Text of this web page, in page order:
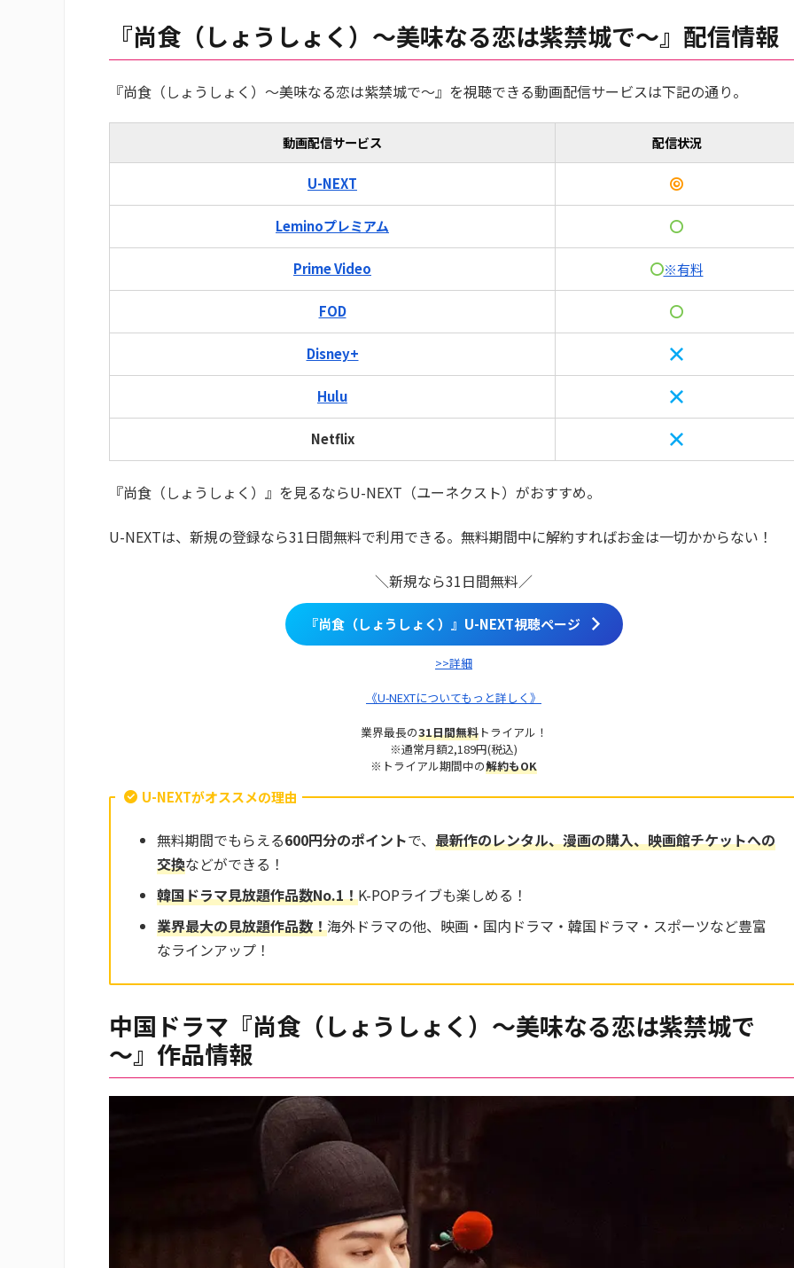
『尚食（しょうしょく）～美味なる恋は紫禁城で～』配信情報
『尚食（しょうしょく）～美味なる恋は紫禁城で～』を視聴できる動画配信サービスは下記の通り。
動画配信サービス 配信状況
U-NEXT
Leminoプレミアム
Prime Video ※有料
FOD
Disney+
Hulu
Netflix
『尚食（しょうしょく）』を見るならU-NEXT（ユーネクスト）がおすすめ。
U-NEXTは、新規の登録なら31日間無料で利用できる。無料期間中に解約すればお金は一切かからない！
＼新規なら31日間無料／
『尚食（しょうしょく）』U-NEXT視聴ページ
>>詳細
《U-NEXTについてもっと詳しく》
業界最長の31日間無料トライアル！
※通常月額2,189円(税込)
※トライアル期間中の解約もOK
U-NEXTがオススメの理由
無料期間でもらえる600円分のポイントで、 最新作のレンタル、漫画の購入、映画館チケットへの
交換などができる！
韓国ドラマ見放題作品数No.1！K-POPライブも楽しめる！
業界最大の見放題作品数！海外ドラマの他、映画・国内ドラマ・韓国ドラマ・スポーツなど豊富
なラインアップ！
中国ドラマ『尚食（しょうしょく）～美味なる恋は紫禁城で
～』作品情報